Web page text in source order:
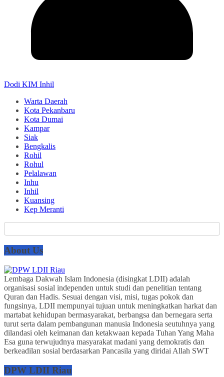
Dodi KIM Inhil
Warta Daerah
Kota Pekanbaru
Kota Dumai
Kampar
Siak
Bengkalis
Rohil
Rohul
Pelalawan
Inhu
Inhil
Kuansing
Kep Meranti
About Us
Lembaga Dakwah Islam Indonesia (disingkat LDII) adalah
organisasi sosial independen untuk studi dan penelitian tentang
Quran dan Hadis. Sesuai dengan visi, misi, tugas pokok dan
fungsinya, LDII mempunyai tujuan untuk meningkatkan harkat dan
martabat kehidupan bermasyarakat, berbangsa dan bernegara serta
turut serta dalam pembangunan manusia Indonesia seutuhnya yang
dilandasi oleh keimanan dan ketakwaan kepada Tuhan Yang Maha
Esa guna terwujudnya masyarakat madani yang demokratis dan
berkeadilan sosial berdasarkan Pancasila yang diridai Allah SWT
DPW LDII Riau